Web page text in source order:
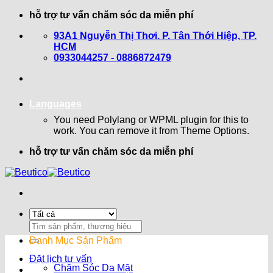
hỗ trợ tư vấn chăm sóc da miễn phí
93A1 Nguyễn Thị Thơi. P. Tân Thới Hiệp, TP.
HCM
0933044257 - 0886872479
Languages
You need Polylang or WPML plugin for this to
work. You can remove it from Theme Options.
hỗ trợ tư vấn chăm sóc da miễn phí
Search
for:
Đặt lịch tư vấn
Danh Mục Sản Phẩm
Chăm Sóc Da Mặt